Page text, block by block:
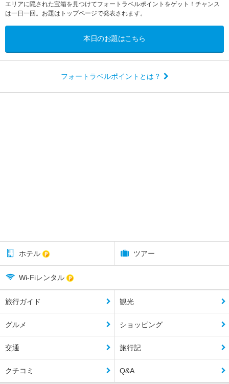
エリアに隠された宝箱を見つけてフォートラベルポイントをゲット！チャンス
は一日一回。お題はトップページで発表されます。
本日のお題はこちら
フォートラベルポイントとは？
ホテル ツアー
Wi-Fiレンタル
旅行ガイド 観光
グルメ ショッピング
交通 旅行記
クチコミ Q&A